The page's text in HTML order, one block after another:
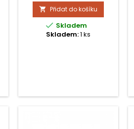
 Přidat do košíku
 Skladem
Skladem:1 ks